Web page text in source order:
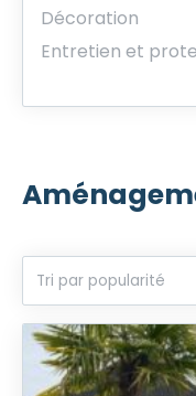
Décoration
Entretien et